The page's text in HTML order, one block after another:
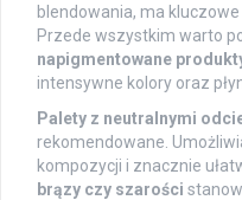
blendowania, ma
Przede wszystkim warto
napigmentowane
intensywne kolory oraz
Palety z neutralnymi
rekomendowane.
kompozycji i znacznie
brązy czy szarości